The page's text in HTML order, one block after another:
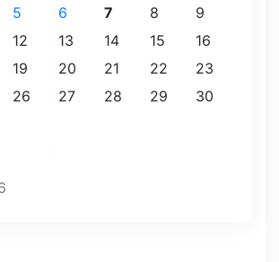
5 6 7 8
9
12 13 14 15
16
19 20 21 22
23
26 27 28 29
30